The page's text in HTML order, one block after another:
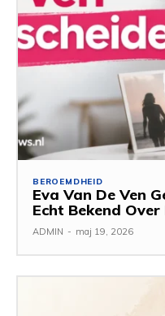
BEROEMDHEID
Eva Van De Ven
Echt Bekend
ADMIN - maj 19, 2026